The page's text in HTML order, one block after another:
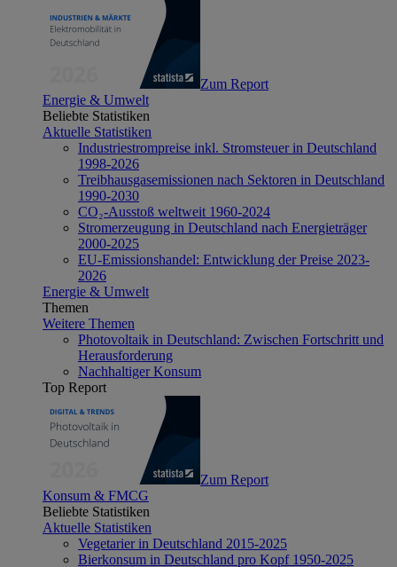
Zum Report
Energie & Umwelt
Beliebte Statistiken
Aktuelle Statistiken
Industriestrompreise inkl. Stromsteuer in Deutschland
1998-2026
Treibhausgasemissionen nach Sektoren in Deutschland
1990-2030
CO₂-Ausstoß weltweit 1960-2024
Stromerzeugung in Deutschland nach Energieträger
2000-2025
EU-Emissionshandel: Entwicklung der Preise 2023-
2026
Energie & Umwelt
Themen
Weitere Themen
Photovoltaik in Deutschland: Zwischen Fortschritt und
Herausforderung
Nachhaltiger Konsum
Top Report
Zum Report
Konsum & FMCG
Beliebte Statistiken
Aktuelle Statistiken
Vegetarier in Deutschland 2015-2025
Bierkonsum in Deutschland pro Kopf 1950-2025